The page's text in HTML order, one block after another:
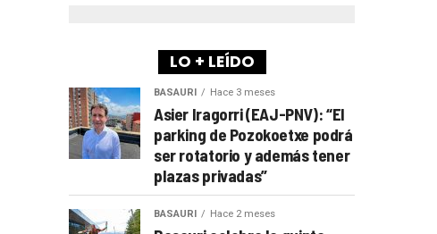
LO + LEÍDO
BASAURI Hace 3 meses
Asier Iragorri (EAJ-PNV): “El
parking de Pozokoetxe podrá
ser rotatorio y además tener
plazas privadas”
BASAURI Hace 2 meses